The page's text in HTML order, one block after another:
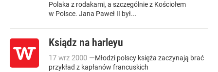
Polaka z rodakami, a szczególnie z Kościołem
w Polsce. Jana Paweł II był...
Ksiądz na harleyu
17 wrz 2000 —Młodzi polscy księża zaczynają brać
przykład z kapłanów francuskich